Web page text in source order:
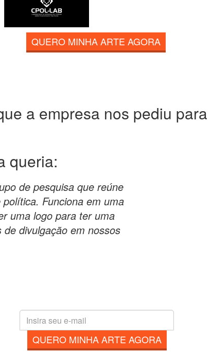
QUERO MINHA ARTE AGORA
a empresa nos pediu para
queria:
de pesquisa que reúne
Funciona em uma
uma logo para ter uma
divulgação em nossos
QUERO MINHA ARTE AGORA